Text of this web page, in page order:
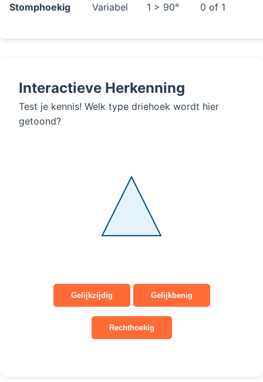
Stomphoekig Variabel 1 > 90° 0 of 1
Interactieve Herkenning
Test je kennis! Welk type driehoek wordt hier
getoond?
Gelijkzijdig Gelijkbenig
Rechthoekig